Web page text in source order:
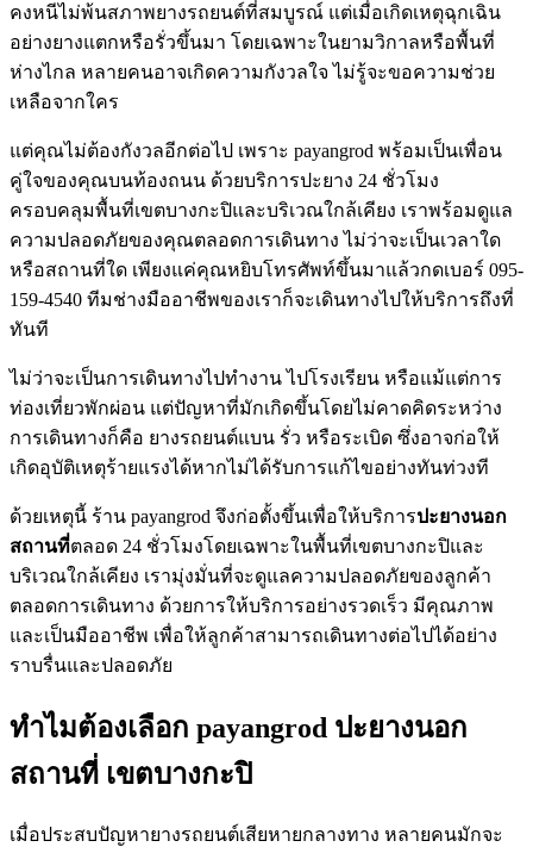
คงหนีไม่พ้นสภาพยางรถยนต์ที่สมบูรณ์ แต่เมื่อเกิดเหตุฉุกเฉิน
อย่างยางแตกหรือรั่วขึ้นมา โดยเฉพาะในยามวิกาลหรือพื้นที่
ห่างไกล หลายคนอาจเกิดความกังวลใจ ไม่รู้จะขอความช่วย
เหลือจากใคร
แต่คุณไม่ต้องกังวลอีกต่อไป เพราะ payangrod พร้อมเป็นเพื่อน
คู่ใจของคุณบนท้องถนน ด้วยบริการปะยาง 24 ชั่วโมง
ครอบคลุมพื้นที่เขตบางกะปิและบริเวณใกล้เคียง เราพร้อมดูแล
ความปลอดภัยของคุณตลอดการเดินทาง ไม่ว่าจะเป็นเวลาใด
หรือสถานที่ใด เพียงแค่คุณหยิบโทรศัพท์ขึ้นมาแล้วกดเบอร์ 095-
159-4540 ทีมช่างมืออาชีพของเราก็จะเดินทางไปให้บริการถึงที่
ทันที
ไม่ว่าจะเป็นการเดินทางไปทำงาน ไปโรงเรียน หรือแม้แต่การ
ท่องเที่ยวพักผ่อน แต่ปัญหาที่มักเกิดขึ้นโดยไม่คาดคิดระหว่าง
การเดินทางก็คือ ยางรถยนต์แบน รั่ว หรือระเบิด ซึ่งอาจก่อให้
เกิดอุบัติเหตุร้ายแรงได้หากไม่ได้รับการแก้ไขอย่างทันท่วงที
ด้วยเหตุนี้ ร้าน payangrod จึงก่อตั้งขึ้นเพื่อให้บริการปะยางนอก
สถานที่ตลอด 24 ชั่วโมงโดยเฉพาะในพื้นที่เขตบางกะปิและ
บริเวณใกล้เคียง เรามุ่งมั่นที่จะดูแลความปลอดภัยของลูกค้า
ตลอดการเดินทาง ด้วยการให้บริการอย่างรวดเร็ว มีคุณภาพ
และเป็นมืออาชีพ เพื่อให้ลูกค้าสามารถเดินทางต่อไปได้อย่าง
ราบรื่นและปลอดภัย
ทําไมต้องเลือก payangrod ปะยางนอก
สถานที่ เขตบางกะปิ
เมื่อประสบปัญหายางรถยนต์เสียหายกลางทาง หลายคนมักจะ